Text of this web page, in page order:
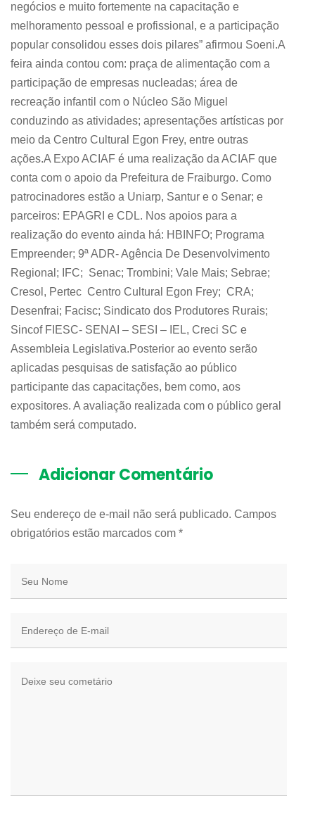
negócios e muito fortemente na capacitação e
melhoramento pessoal e profissional, e a participação
popular consolidou esses dois pilares” afirmou Soeni.A
feira ainda contou com: praça de alimentação com a
participação de empresas nucleadas; área de
recreação infantil com o Núcleo São Miguel
conduzindo as atividades; apresentações artísticas por
meio da Centro Cultural Egon Frey, entre outras
ações.A Expo ACIAF é uma realização da ACIAF que
conta com o apoio da Prefeitura de Fraiburgo. Como
patrocinadores estão a Uniarp, Santur e o Senar; e
parceiros: EPAGRI e CDL. Nos apoios para a
realização do evento ainda há: HBINFO; Programa
Empreender; 9ª ADR- Agência De Desenvolvimento
Regional; IFC; Senac; Trombini; Vale Mais; Sebrae;
Cresol, Pertec Centro Cultural Egon Frey; CRA;
Desenfrai; Facisc; Sindicato dos Produtores Rurais;
Sincof FIESC- SENAI – SESI – IEL, Creci SC e
Assembleia Legislativa.Posterior ao evento serão
aplicadas pesquisas de satisfação ao público
participante das capacitações, bem como, aos
expositores. A avaliação realizada com o público geral
também será computado.
Adicionar Comentário
Seu endereço de e-mail não será publicado. Campos
obrigatórios estão marcados com *